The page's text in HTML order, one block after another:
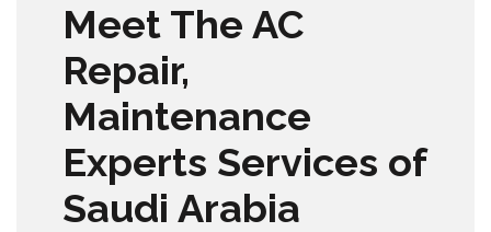
Meet The AC
Repair,
Maintenance
Experts Services of
Saudi Arabia